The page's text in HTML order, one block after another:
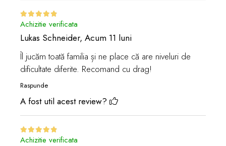
Achizitie verificata
Lukas Schneider, Acum 11 luni
Îl jucăm toată familia și ne place că are niveluri de
dificultate diferite. Recomand cu drag!
Raspunde
A fost util acest review?
Achizitie verificata